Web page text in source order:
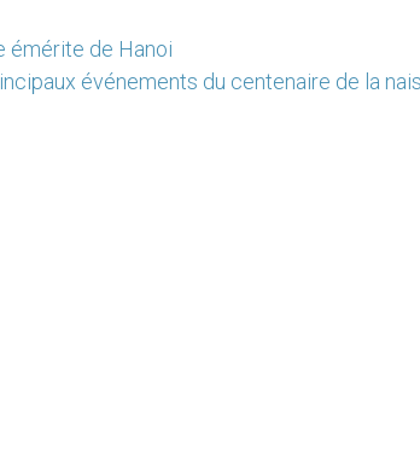
émérite de Hanoi
événements du centenaire de la